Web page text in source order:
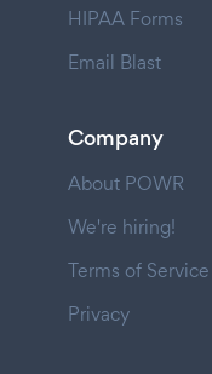
HIPAA Forms
Email Blast
Company
About POWR
We're hiring!
Terms of Service
Privacy